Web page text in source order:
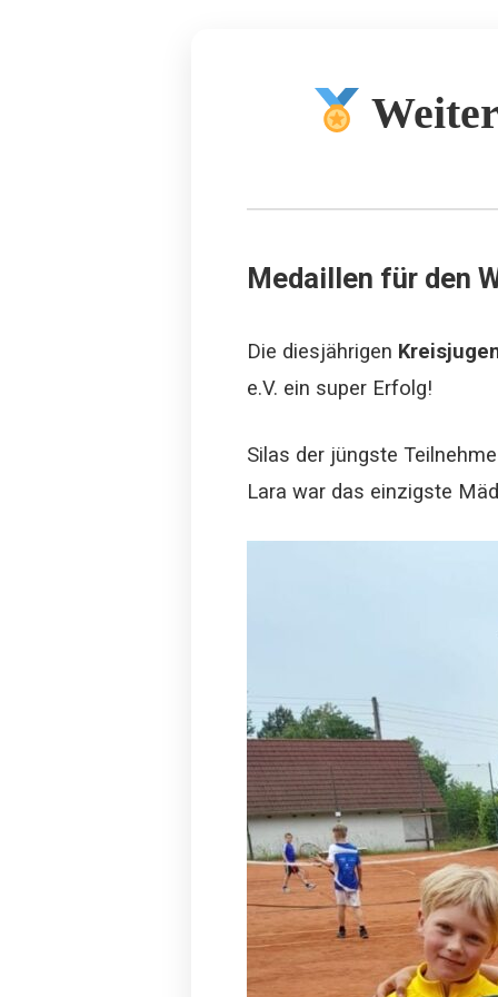
Medaillen für den
Die diesjährigen
e.V. ein super Erfolg!
Silas der jüngste
Lara war das einzigste